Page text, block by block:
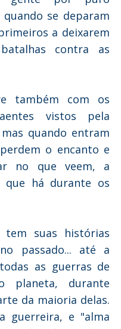
se deparam
a deixarem
contra as
também com os
vistos pela
quando entram
o encanto e
no que veem, a
que há durante os
suas histórias
passado... até a
as guerras de
planeta, durante
da maioria delas.
guerreira, e "alma